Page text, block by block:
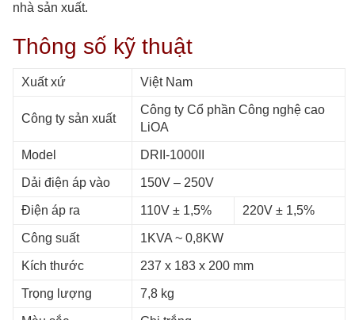
nhà sản xuất.
Thông số kỹ thuật
Xuất xứ Việt Nam
Công ty sản xuất
Công ty Cổ phần Công nghệ cao
LiOA
Model DRII-1000II
Dải điện áp vào 150V – 250V
Điện áp ra 110V ± 1,5% 220V ± 1,5%
Công suất 1KVA ~ 0,8KW
Kích thước 237 x 183 x 200 mm
Trọng lượng 7,8 kg